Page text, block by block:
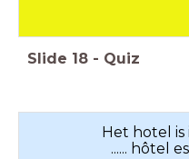
Slide 18 - Quiz
Het hotel is
...... hôtel